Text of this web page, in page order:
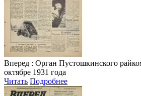
Вперед : Орган Пустошкинского
октябре 1931 года
Читать Подробнее